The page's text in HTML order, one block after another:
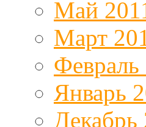
Май
Март
Февраль
Январь
Декабрь